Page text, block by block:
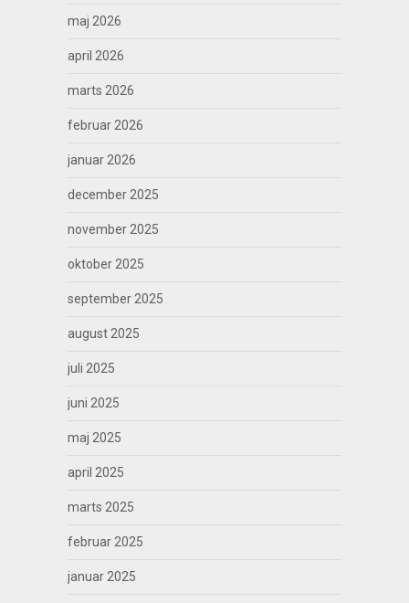
maj 2026
april 2026
marts 2026
februar 2026
januar 2026
december 2025
november 2025
oktober 2025
september 2025
august 2025
juli 2025
juni 2025
maj 2025
april 2025
marts 2025
februar 2025
januar 2025